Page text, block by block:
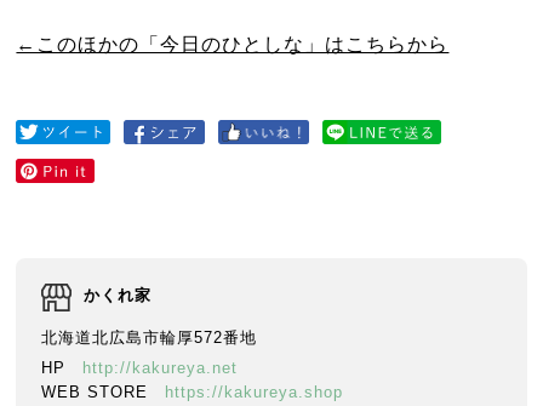
←このほかの「今日のひとしな」はこちらから
かくれ家
北海道北広島市輪厚572番地
HP
http://kakureya.net
WEB STORE
https://kakureya.shop